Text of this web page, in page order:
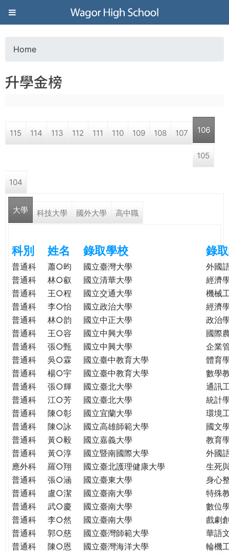
Jump to navigation
葳
格
高
學
際．
格。
民。
WAGOR
TODAY
THE
WORLD
TOMORROW
PUTTING
YOU
ON
THE
PATH
o
a
e
h
r
e
Home
升學金榜
115 114 113 112 111 110 109 108 107 106
105
104
大學 科技大學 國外大學 高中職
科別 姓名 錄取學校 錄
普通科 蕭○昀 國立臺灣大學
外國
普通科
林○叡 國立清華大學
經濟
普通科
王○程 國立交通大學
機械
普通科
李○怡 國立政治大學
經濟
普通科
林○韵 國立中正大學
政治
普通科
王○容 國立中興大學
國際
普通科
張○甄 國立中興大學
企業
普通科
吳○霖 國立臺中教育大學
體育
普通科
楊○宇 國立臺中教育大學
數學
普通科
張○輝 國立臺北大學
通訊
普通科
江○芳 國立臺北大學
統計
普通科
陳○彰 國立宜蘭大學
環境
普通科
陳○詠 國立高雄師範大學
國文
普通科
黃○毅 國立嘉義大學
教育
普通科
黃○淳 國立暨南國際大學
外國
應外科
羅○翔 國立臺北護理健康大學
生死
普通科
張○涵 國立臺東大學
身心
普通科
盧○潔 國立臺南大學
特殊
普通科
武○慶 國立臺南大學
數位
普通科
李○然 國立臺南大學
戲劇
普通科
郭○慈 國立臺灣師範大學
華語
普通科
陳○恩 國立臺灣海洋大學
輪機